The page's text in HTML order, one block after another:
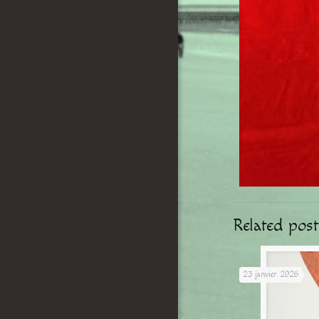
Related
23 janvier 2026